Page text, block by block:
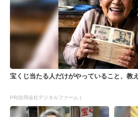
宝くじ当たる人だけがやっていること、教
PR(合同会社デジタルファーム )